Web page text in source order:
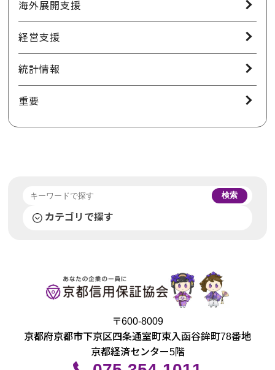
海外展開支援
経営支援
統計情報
重要
検索
カテゴリで探す
〒600-8009
京都府京都市下京区四条通室町東入函谷鉾町78番地
京都経済センター5階